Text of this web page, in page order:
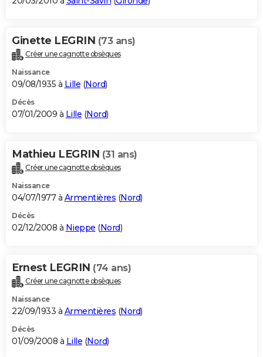
Ginette LEGRIN (73 ans)
Créer une cagnotte obsèques
Naissance
09/08/1935 à Lille (Nord)
Décès
07/01/2009 à Lille (Nord)
Mathieu LEGRIN (31 ans)
Créer une cagnotte obsèques
Naissance
04/07/1977 à Armentières (Nord)
Décès
02/12/2008 à Nieppe (Nord)
Ernest LEGRIN (74 ans)
Créer une cagnotte obsèques
Naissance
22/09/1933 à Armentières (Nord)
Décès
01/09/2008 à Lille (Nord)